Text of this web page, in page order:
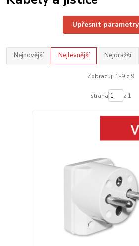
Upřesnit parametry
Nejnovější Nejlevnější Nejdražší
Zobrazuji 1-9 z 9
strana z 1